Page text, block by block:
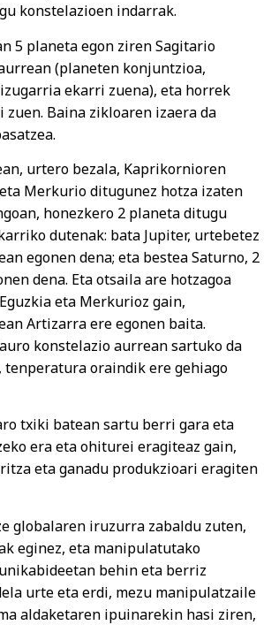
konstelazioen indarrak.
5 planeta egon ziren Sagitario
(planeten konjuntzioa,
ekarri zuena), eta horrek
zuen. Baina zikloaren izaera da
urtero bezala, Kaprikornioren
Merkurio ditugunez hotza izaten
honezkero 2 planeta ditugu
dutenak: bata Jupiter, urtebetez
egonen dena; eta bestea Saturno, 2
dena. Eta otsaila are hotzagoa
eta Merkurioz gain,
Artizarra ere egonen baita.
konstelazio aurrean sartuko da
tenperatura oraindik ere gehiago
txiki batean sartu berri gara eta
era eta ohiturei eragiteaz gain,
eta ganadu produkzioari eragiten
globalaren iruzurra zabaldu zuten,
eginez, eta manipulatutako
behin eta berriz
urte eta erdi, mezu manipulatzaile
aldaketaren ipuinarekin hasi ziren,